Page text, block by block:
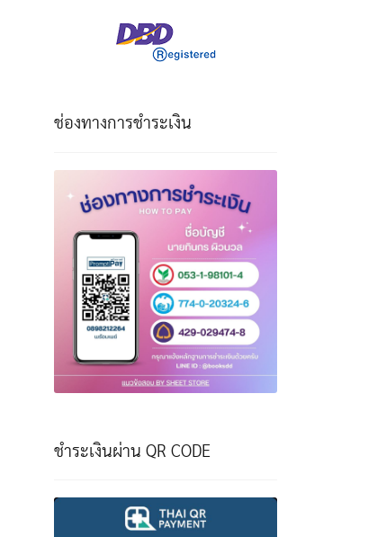
ช่องทางการชำระเงิน
ชำระเงินผ่าน QR CODE